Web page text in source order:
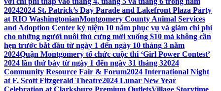
20242024 St. Patrick’s Day Parade and Lakefront Plaza Party
at RIO WashingtonianMontgomery County Animal Services
and Adoption Center kỷ niệm 10 năm phục vụ và giảm chi phí
cho những người nuôi thú cưng mới xuống $10 mà không cần
hẹn trước bắt đầu từ ngày 1 đến ngày 10 tháng 3 năm
2024Quận Montgomery tổ chức cuộc thi ‘Girl Power Contest’
2024 lần thứ bảy từ ngày 1 đến ngày 31 tháng 32024
Community Resource Fair & Forum2024 International Night
at F. Scott Fitzgerald Theatre2024 Lunar New Year
Celebration at Clarksburg Premium OutletsVillage Storytime